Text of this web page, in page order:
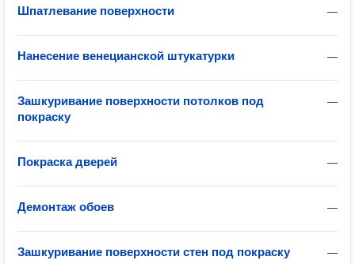
—
Шпатлевание поверхности
—
Нанесение венецианской штукатурки
—
Зашкуривание поверхности потолков под
покраску
—
Покраска дверей
—
Демонтаж обоев
—
Зашкуривание поверхности стен под покраску